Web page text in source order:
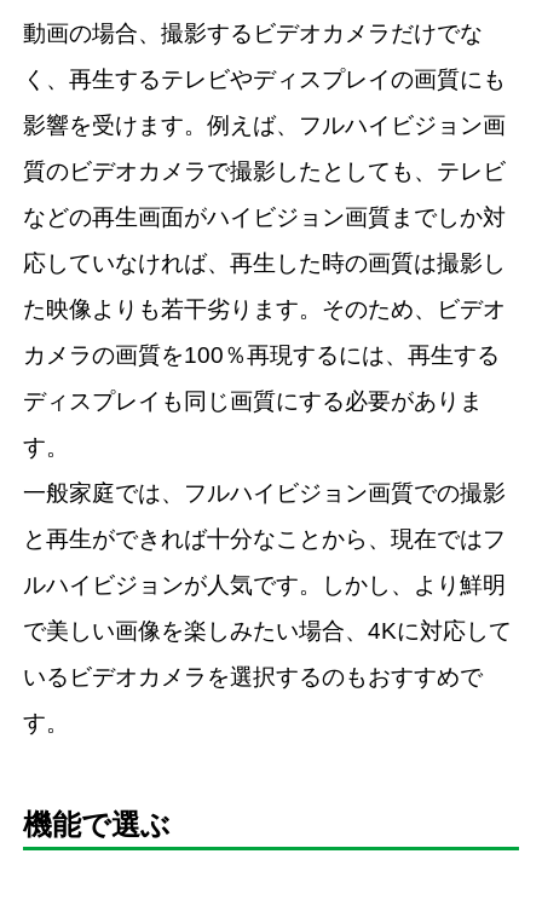
動画の場合、撮影するビデオカメラだけでな
く、再生するテレビやディスプレイの画質にも
影響を受けます。例えば、フルハイビジョン画
質のビデオカメラで撮影したとしても、テレビ
などの再生画面がハイビジョン画質までしか対
応していなければ、再生した時の画質は撮影し
た映像よりも若干劣ります。そのため、ビデオ
カメラの画質を100％再現するには、再生する
ディスプレイも同じ画質にする必要がありま
す。
一般家庭では、フルハイビジョン画質での撮影
と再生ができれば十分なことから、現在ではフ
ルハイビジョンが人気です。しかし、より鮮明
で美しい画像を楽しみたい場合、4Kに対応して
いるビデオカメラを選択するのもおすすめで
す。
機能で選ぶ